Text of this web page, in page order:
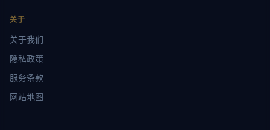
关于
关于我们
隐私政策
服务条款
网站地图